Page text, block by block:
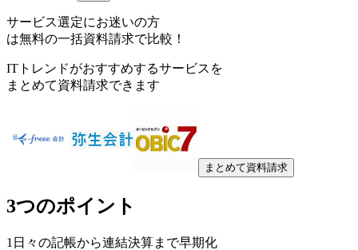
サービス選定にお迷いの方
は無料の一括資料請求で比較！
ITトレンドがおすすめするサービスを
まとめて資料請求できます
まとめて資料請求
3つのポイント
1 日々の記帳から連結決算まで早期化